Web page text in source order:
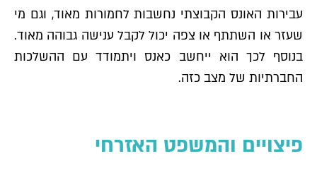
עבירות האונס הקבוצתי נחשבות לחמורות מאוד, וגם מי
שעזר או השתתף או צפה יכול לקבל ענישה גבוהה מאוד.
בנוסף לכך הוא ייחשב כאנס ויתמודד עם ההשלכות
החברתיות של מצב כזה.
פיצויים והמשפט האזרחי